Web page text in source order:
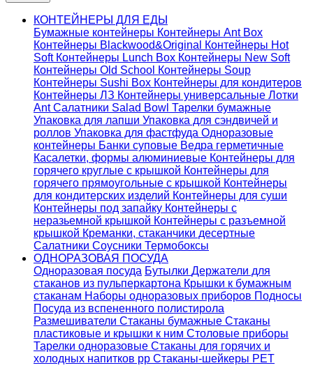
КОНТЕЙНЕРЫ ДЛЯ ЕДЫ
Бумажные контейнеры Контейнеры Ant Box
Контейнеры Blackwood&Original
Контейнеры Hot
Soft Контейнеры Lunch Box Контейнеры New Soft
Контейнеры Old School Контейнеры Soup
Контейнеры Sushi Box Контейнеры для кондитеров
Контейнеры ЛЗ Контейнеры универсальные Лотки
AntСалатники Salad Bowl Тарелки бумажные
Упаковка для лапши Упаковка для сэндвичей и
роллов Упаковка для фастфуда Одноразовые
контейнеры Банки суповые Ведра герметичные
Касалетки, формы алюминиевые Контейнеры для
горячего круглые с крышкой Контейнеры для
горячего прямоугольные с крышкой Контейнеры
для кондитерских изделий Контейнеры для суши
Контейнеры под запайку Контейнеры с
неразьемной крышкой Контейнеры с разъемной
крышкой Креманки, стаканчики десертные
Салатники Соусники Термобоксы
ОДНОРАЗОВАЯ ПОСУДА
Одноразовая посуда Бутылки Держатели для
стаканов из пульперкартона Крышки к бумажным
стаканам Наборы одноразовых приборов Подносы
Посуда из вспененного полистирола
Размешиватели Стаканы бумажные Стаканы
пластиковые и крышки к ним Столовые приборы
Тарелки одноразовые Стаканы для горячих и
холодных напитков pp Стаканы-шейкеры PET